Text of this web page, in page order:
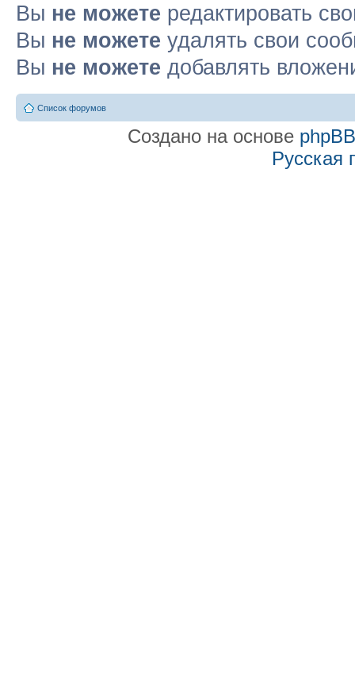
Вы не можете редактировать
Вы не можете удалять свои
Вы не можете добавлять
Список форумов
Создано на основе phpBB
Русская